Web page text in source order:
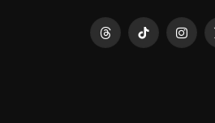
الانستغرامتيكتوك Threads